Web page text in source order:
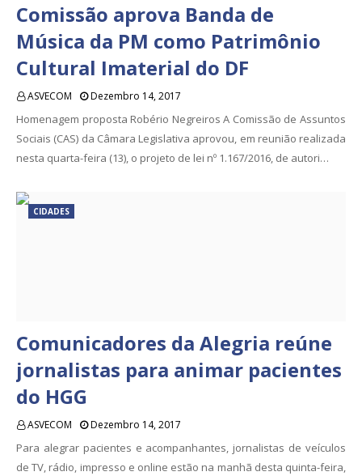
Comissão aprova Banda de
Música da PM como Patrimônio
Cultural Imaterial do DF
ASVECOM Dezembro 14, 2017
Homenagem proposta Robério Negreiros A Comissão de Assuntos
Sociais (CAS) da Câmara Legislativa aprovou, em reunião realizada
nesta quarta-feira (13), o projeto de lei nº 1.167/2016, de autori…
CIDADES
Comunicadores da Alegria reúne
jornalistas para animar pacientes
do HGG
ASVECOM Dezembro 14, 2017
Para alegrar pacientes e acompanhantes, jornalistas de veículos
de TV, rádio, impresso e online estão na manhã desta quinta-feira,